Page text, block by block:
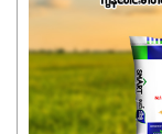
မှုကို အားပေးကာ
ပြီး အစာချက်လု
ကြီးထွားမှုကို တိုး
သင့်တော်တဲ့